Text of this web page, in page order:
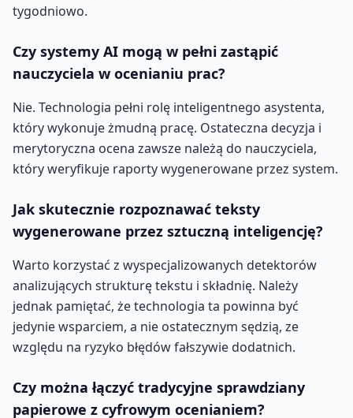
tygodniowo.
Czy systemy AI mogą w pełni zastąpić
nauczyciela w ocenianiu prac?
Nie. Technologia pełni rolę inteligentnego asystenta,
który wykonuje żmudną pracę. Ostateczna decyzja i
merytoryczna ocena zawsze należą do nauczyciela,
który weryfikuje raporty wygenerowane przez system.
Jak skutecznie rozpoznawać teksty
wygenerowane przez sztuczną inteligencję?
Warto korzystać z wyspecjalizowanych detektorów
analizujących strukturę tekstu i składnię. Należy
jednak pamiętać, że technologia ta powinna być
jedynie wsparciem, a nie ostatecznym sędzią, ze
względu na ryzyko błędów fałszywie dodatnich.
Czy można łączyć tradycyjne sprawdziany
papierowe z cyfrowym ocenianiem?